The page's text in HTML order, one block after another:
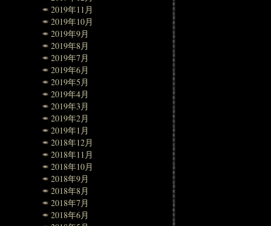
2019年11月
2019年10月
2019年9月
2019年8月
2019年7月
2019年6月
2019年5月
2019年4月
2019年3月
2019年2月
2019年1月
2018年12月
2018年11月
2018年10月
2018年9月
2018年8月
2018年7月
2018年6月